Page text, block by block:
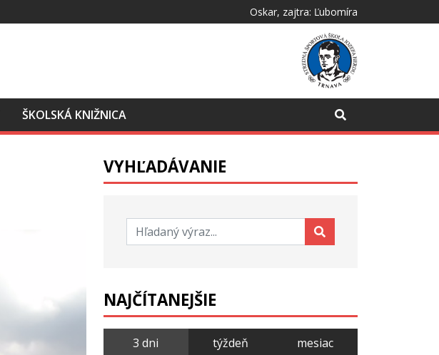
Oskar, zajtra: Ľubomíra
ŠKOLSKÁ KNIŽNICA
VYHĽADÁVANIE
Hľadať:
NAJČÍTANEJŠIE
3 dni týždeň mesiac